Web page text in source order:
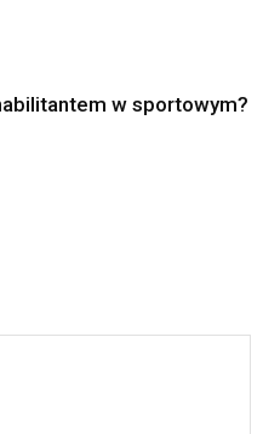
w sportowym?